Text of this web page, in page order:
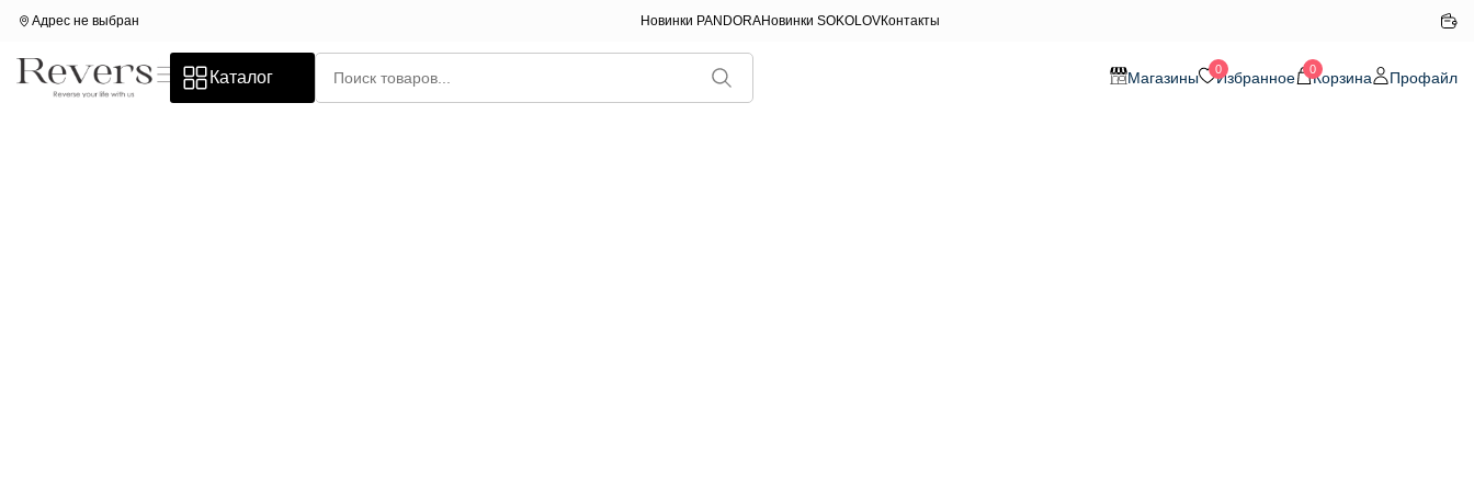
Адрес не выбран Новинки PANDORAНовинки SOKOLOVКонтакты
Каталог Магазины 0Избранное 0Корзина Профайл